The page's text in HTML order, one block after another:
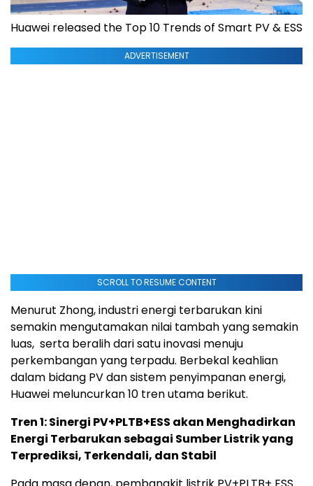
Huawei released the Top 10 Trends of Smart PV & ESS
ADVERTISEMENT
SCROLL TO RESUME CONTENT
Menurut Zhong, industri energi terbarukan kini
semakin mengutamakan nilai tambah yang semakin
luas, serta beralih dari satu inovasi menuju
perkembangan yang terpadu. Berbekal keahlian
dalam bidang PV dan sistem penyimpanan energi,
Huawei meluncurkan 10 tren utama berikut.
Tren 1: Sinergi PV+PLTB+ESS akan Menghadirkan
Energi Terbarukan sebagai Sumber Listrik yang
Terprediksi, Terkendali, dan Stabil